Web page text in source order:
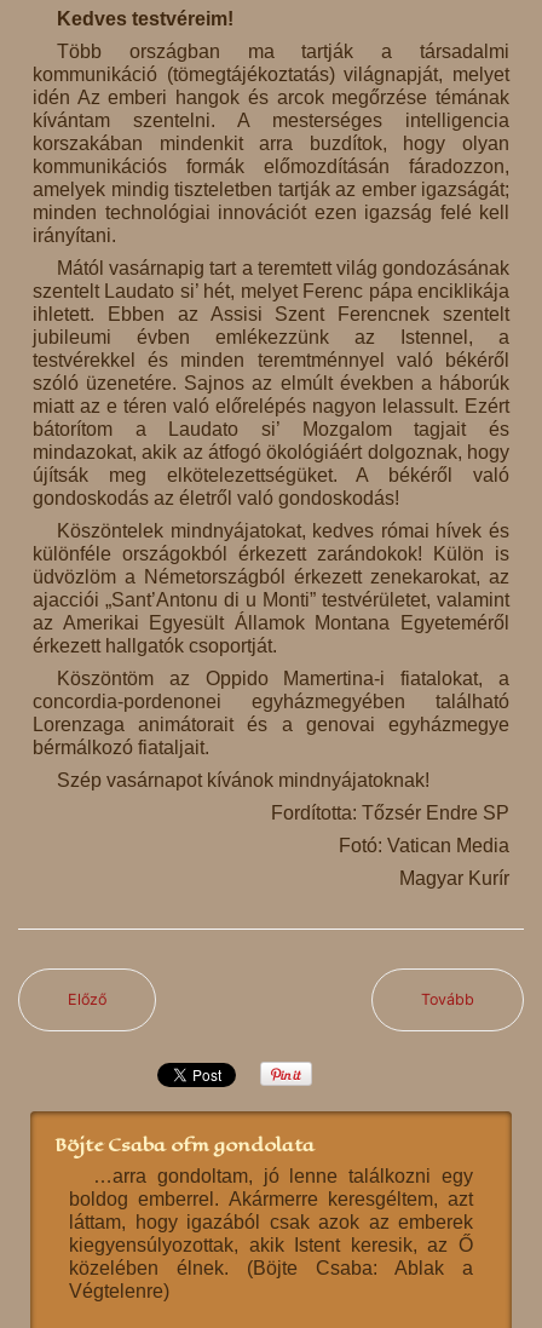
Kedves testvéreim!
Több országban ma tartják a társadalmi
kommunikáció (tömegtájékoztatás) világnapját, melyet
idén Az emberi hangok és arcok megőrzése témának
kívántam szentelni. A mesterséges intelligencia
korszakában mindenkit arra buzdítok, hogy olyan
kommunikációs formák előmozdításán fáradozzon,
amelyek mindig tiszteletben tartják az ember igazságát;
minden technológiai innovációt ezen igazság felé kell
irányítani.
Mától vasárnapig tart a teremtett világ gondozásának
szentelt Laudato si’ hét, melyet Ferenc pápa enciklikája
ihletett. Ebben az Assisi Szent Ferencnek szentelt
jubileumi évben emlékezzünk az Istennel, a
testvérekkel és minden teremtménnyel való békéről
szóló üzenetére. Sajnos az elmúlt években a háborúk
miatt az e téren való előrelépés nagyon lelassult. Ezért
bátorítom a Laudato si’ Mozgalom tagjait és
mindazokat, akik az átfogó ökológiáért dolgoznak, hogy
újítsák meg elkötelezettségüket. A békéről való
gondoskodás az életről való gondoskodás!
Köszöntelek mindnyájatokat, kedves római hívek és
különféle országokból érkezett zarándokok! Külön is
üdvözlöm a Németországból érkezett zenekarokat, az
ajacciói „Sant’Antonu di u Monti” testvérületet, valamint
az Amerikai Egyesült Államok Montana Egyeteméről
érkezett hallgatók csoportját.
Köszöntöm az Oppido Mamertina-i fiatalokat, a
concordia-pordenonei egyházmegyében található
Lorenzaga animátorait és a genovai egyházmegye
bérmálkozó fiataljait.
Szép vasárnapot kívánok mindnyájatoknak!
Fordította: Tőzsér Endre SP
Fotó: Vatican Media
Magyar Kurír
Előző Tovább
Böjte Csaba ofm gondolata
…arra gondoltam, jó lenne találkozni egy
boldog emberrel. Akármerre keresgéltem, azt
láttam, hogy igazából csak azok az emberek
kiegyensúlyozottak, akik Istent keresik, az Ő
közelében élnek. (Böjte Csaba: Ablak a
Végtelenre)